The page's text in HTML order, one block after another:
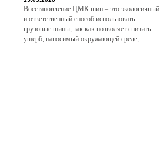
Восстановление ЦМК шин – это экологичный
и ответственный способ использовать
грузовые шины, так как позволяет снизить
ущерб, наносимый окружающей среде,...